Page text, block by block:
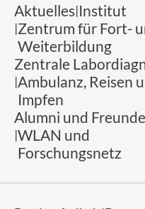
Aktuelles Institut
Zentrum für Fort-
Weiterbildung
Zentrale
Ambulanz, Reisen
Impfen
Alumni und Freunde
WLAN und
Forschungsnetz